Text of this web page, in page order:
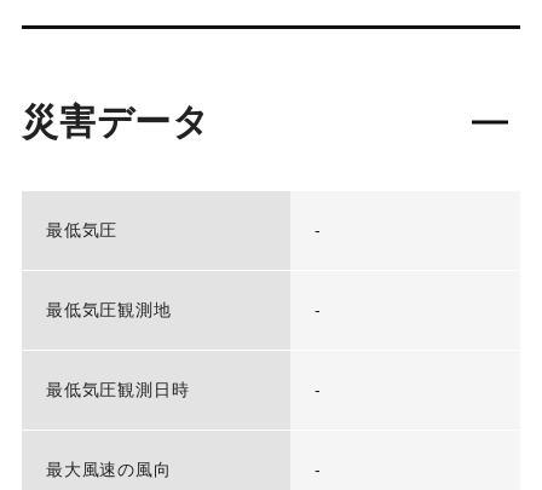
災害データ
最低気圧 -
最低気圧観測地 -
最低気圧観測日時 -
最大風速の風向 -